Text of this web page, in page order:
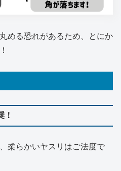
める恐れがあるため、とにか
！
柔らかいヤスリはご法度で